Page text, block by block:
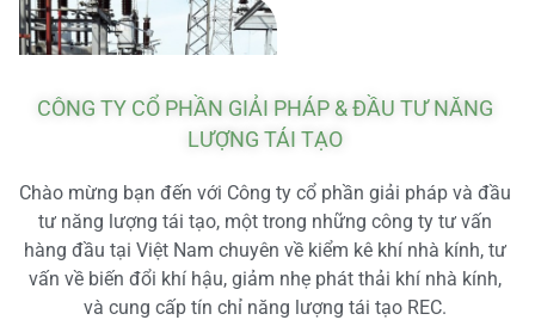
CÔNG TY CỔ PHẦN GIẢI PHÁP & ĐẦU TƯ NĂNG
LƯỢNG TÁI TẠO
Chào mừng bạn đến với Công ty cổ phần giải pháp và đầu
tư năng lượng tái tạo, một trong những công ty tư vấn
hàng đầu tại Việt Nam chuyên về kiểm kê khí nhà kính, tư
vấn về biến đổi khí hậu, giảm nhẹ phát thải khí nhà kính,
và cung cấp tín chỉ năng lượng tái tạo REC.